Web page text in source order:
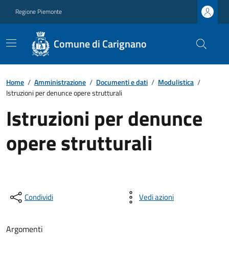
Regione Piemonte
Comune di Carignano
Home / Amministrazione / Documenti e dati / Modulistica /
Istruzioni per denunce opere strutturali
Istruzioni per denunce
opere strutturali
Condividi Vedi azioni
Argomenti